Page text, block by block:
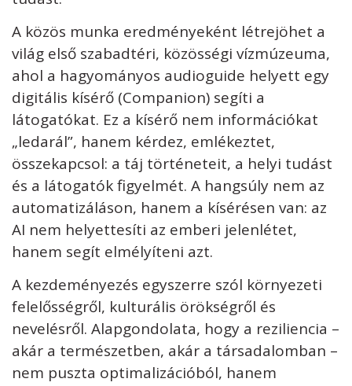
A közös munka eredményeként létrejöhet a
világ első szabadtéri, közösségi vízmúzeuma,
ahol a hagyományos audioguide helyett egy
digitális kísérő (Companion) segíti a
látogatókat. Ez a kísérő nem információkat
„ledarál”, hanem kérdez, emlékeztet,
összekapcsol: a táj történeteit, a helyi tudást
és a látogatók figyelmét. A hangsúly nem az
automatizáláson, hanem a kísérésen van: az
AI nem helyettesíti az emberi jelenlétet,
hanem segít elmélyíteni azt.
A kezdeményezés egyszerre szól környezeti
felelősségről, kulturális örökségről és
nevelésről. Alapgondolata, hogy a reziliencia –
akár a természetben, akár a társadalomban –
nem puszta optimalizációból, hanem